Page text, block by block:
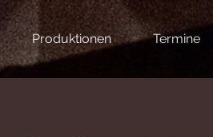
Produktionen Termine